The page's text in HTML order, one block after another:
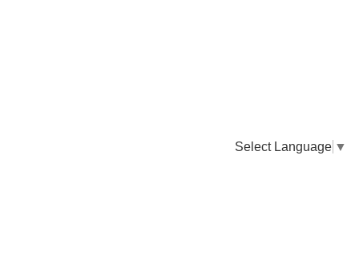
Select Language ▼